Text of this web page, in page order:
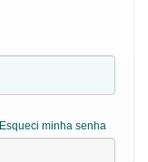
Esqueci minha senha